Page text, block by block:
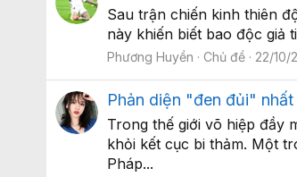
Sau trận chiến kinh thiên
này khiến biết bao độc giả
Phương Huyền Chủ đề 22/10/
Phản diện "đen đủi"
Trong thế giới võ hiệp đầy
khỏi kết cục bi thảm. Một
Pháp...